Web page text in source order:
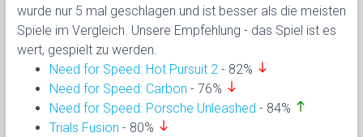
wurde nur 5 mal geschlagen und ist besser als die meisten
Spiele im Vergleich. Unsere Empfehlung - das Spiel ist es
wert, gespielt zu werden.
Need for Speed: Hot Pursuit 2 - 82% south
Need for Speed: Carbon - 76% south
Need for Speed: Porsche Unleashed - 84% north
Trials Fusion - 80% south